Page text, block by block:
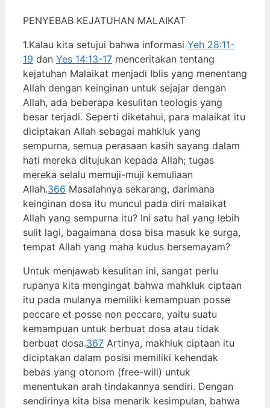
PENYEBAB KEJATUHAN MALAIKAT
1.Kalau kita setujui bahwa informasi Yeh 28:11-
19 dan Yes 14:13-17 menceritakan tentang
kejatuhan Malaikat menjadi Iblis yang menentang
Allah dengan keinginan untuk sejajar dengan
Allah, ada beberapa kesulitan teologis yang
besar terjadi. Seperti diketahui, para malaikat itu
diciptakan Allah sebagai mahkluk yang
sempurna, semua perasaan kasih sayang dalam
hati mereka ditujukan kepada Allah; tugas
mereka selalu memuji-muji kemuliaan
Allah.366 Masalahnya sekarang, darimana
keinginan dosa itu muncul pada diri malaikat
Allah yang sempurna itu? Ini satu hal yang lebih
sulit lagi, bagaimana dosa bisa masuk ke surga,
tempat Allah yang maha kudus bersemayam?
Untuk menjawab kesulitan ini, sangat perlu
rupanya kita mengingat bahwa mahkluk ciptaan
itu pada mulanya memiliki kemampuan posse
peccare et posse non peccare, yaitu suatu
kemampuan untuk berbuat dosa atau tidak
berbuat dosa.367 Artinya, makhluk ciptaan itu
diciptakan dalam posisi memiliki kehendak
bebas yang otonom (free-will) untuk
menentukan arah tindakannya sendiri. Dengan
sendirinya kita bisa menarik kesimpulan, bahwa